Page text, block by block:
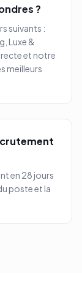
?
suivants :
Luxe &
et notre
meilleurs
en 28 jours
poste et la